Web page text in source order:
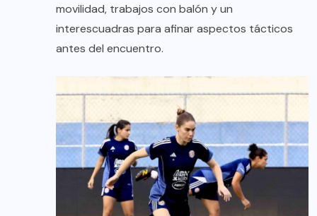
movilidad, trabajos con balón y un
interescuadras para afinar aspectos tácticos
antes del encuentro.